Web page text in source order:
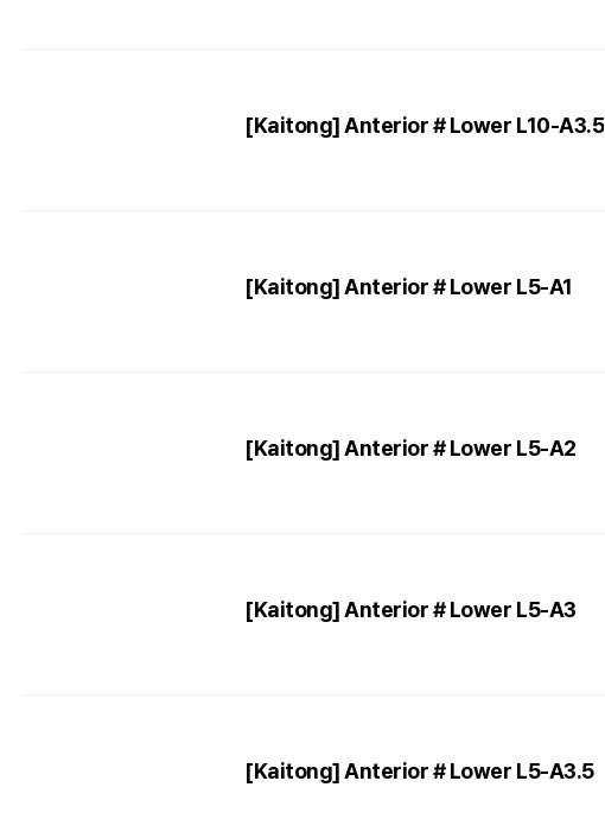
[Kaitong] Anterior # Lower L10-A3.5
[Kaitong] Anterior # Lower L5-A1
[Kaitong] Anterior # Lower L5-A2
[Kaitong] Anterior # Lower L5-A3
[Kaitong] Anterior # Lower L5-A3.5